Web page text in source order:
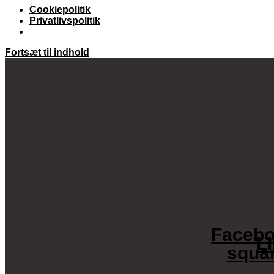
Cookiepolitik
Privatlivspolitik
Fortsæt til indhold